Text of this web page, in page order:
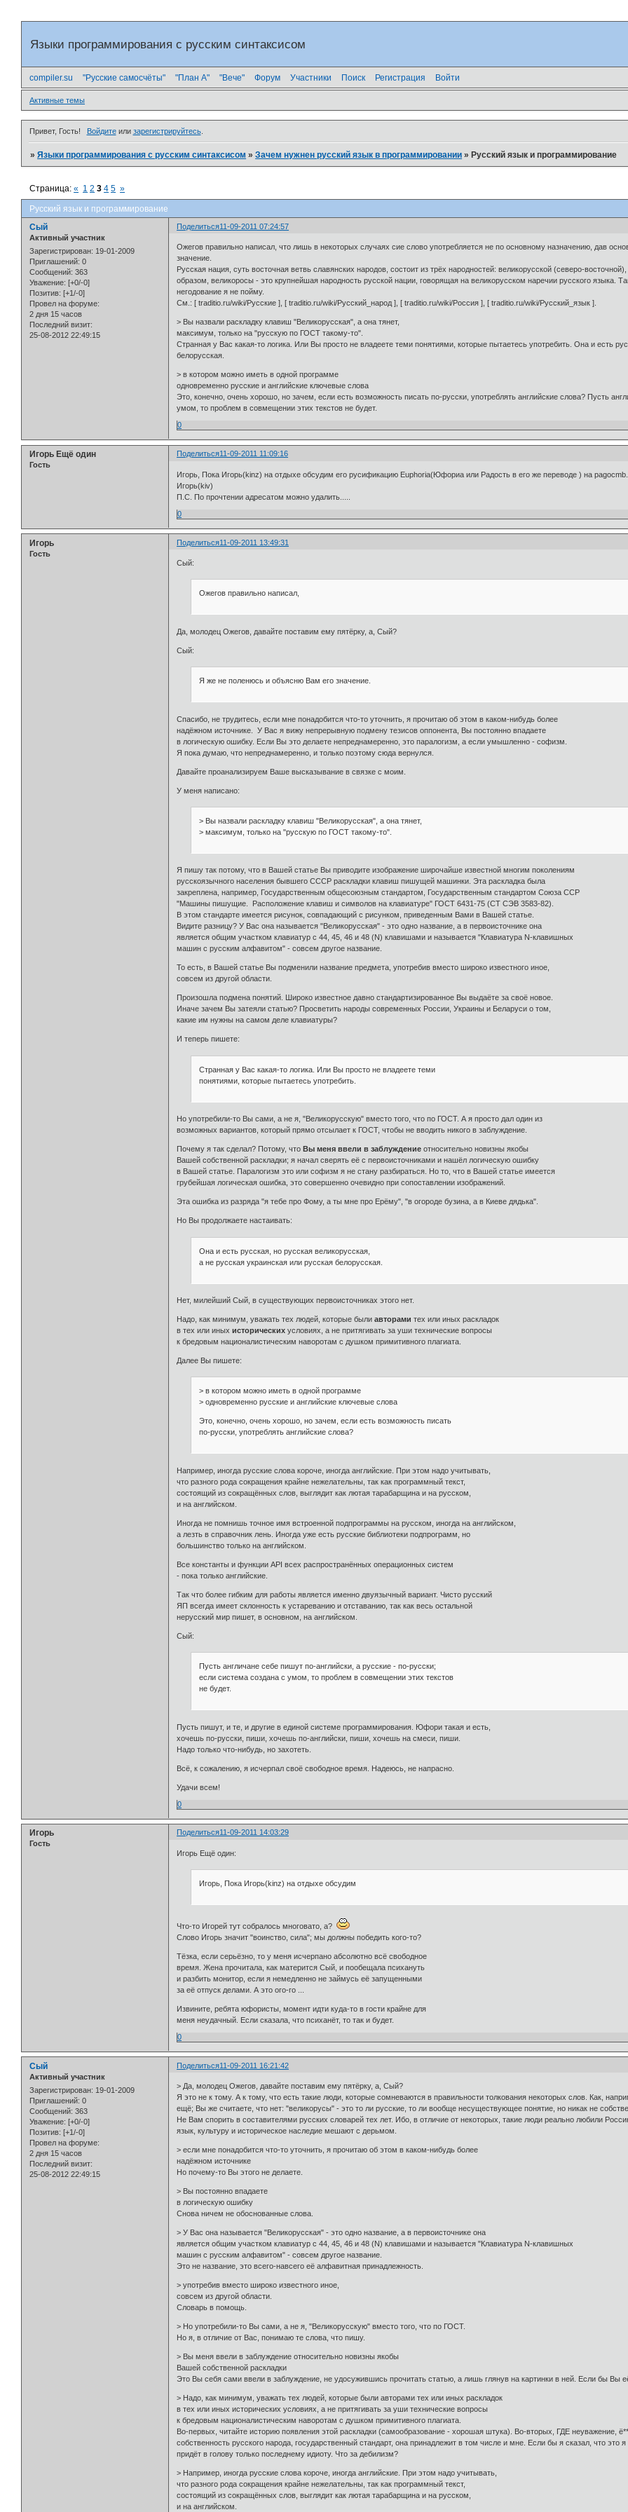
Языки программирования с русским синтаксисом
compiler.su "Русские самосчёты" "План А" "Вече" Форум Участники Поиск Регистрация Войти
Активные темы
Привет, Гость! Войдитеили зарегистрируйтесь.
»Языки программирования с русским синтаксисом »Зачем нужнен русский язык в программировании »Русский язык и программирование
Русский язык и программирование
Страница:« 1 2 3 4 5 »
Поделиться11-09-2011 07:24:57
Сый
Активный участник
Зарегистрирован: 19-01-2009
Приглашений: 0
Сообщений: 363
Уважение: [+0/-0]
Позитив: [+1/-0]
Провел на форуме:
2 дня 15 часов
Последний визит:
25-08-2012 22:49:15
Ожегов правильно написал, что лишь в некоторых случаях сие слово употребляется не по основному назначению, дав
значение.
Русская нация, суть восточная ветвь славянских народов, состоит из трёх народностей: великорусской (северо-
образом, великоросы - это крупнейшая народность русской нации, говорящая на великорусском наречии русского языка.
негодование я не пойму.
См.: [ traditio.ru/wiki/Русские ], [ traditio.ru/wiki/Русский_народ ], [ traditio.ru/wiki/Россия ], [ traditio.ru/wiki/Русский_язык ].
> Вы назвали раскладку клавиш "Великорусская", а она тянет,
максимум, только на "русскую по ГОСТ такому-то".
Странная у Вас какая-то логика. Или Вы просто не владеете теми понятиями, которые пытаетесь употребить. Она и есть
белорусская.
> в котором можно иметь в одной программе
одновременно русские и английские ключевые слова
Это, конечно, очень хорошо, но зачем, если есть возможность писать по-русски, употреблять английские слова? Пусть
умом, то проблем в совмещении этих текстов не будет.
0
Поделиться11-09-2011 11:09:16
Игорь Ещё один
Гость
Игорь, Пока Игорь(kinz) на отдыхе обсудим его русификацию Euphoria(Юфориа или Радость в его же переводе ) на
Игорь(kiv)
П.С. По прочтении адресатом можно удалить.....
0
Поделиться11-09-2011 13:49:31
Игорь
Гость
Сый:
Ожегов правильно написал,
Да, молодец Ожегов, давайте поставим ему пятёрку, а, Сый?
Сый:
Я же не поленюсь и объясню Вам его значение.
Спасибо, не трудитесь, если мне понадобится что-то уточнить, я прочитаю об этом в каком-нибудь более
надёжном источнике. У Вас я вижу непрерывную подмену тезисов оппонента, Вы постоянно впадаете
в логическую ошибку. Если Вы это делаете непреднамеренно, это паралогизм, а если умышленно - софизм.
Я пока думаю, что непреднамеренно, и только поэтому сюда вернулся.
Давайте проанализируем Ваше высказывание в связке с моим.
У меня написано:
> Вы назвали раскладку клавиш "Великорусская", а она тянет,
> максимум, только на "русскую по ГОСТ такому-то".
Я пишу так потому, что в Вашей статье Вы приводите изображение широчайше известной многим поколениям
русскоязычного населения бывшего СССР раскладки клавиш пишущей машинки. Эта раскладка была
закреплена, например, Государственным общесоюзным стандартом, Государственным стандартом Союза ССР
"Машины пишущие. Расположение клавиш и символов на клавиатуре" ГОСТ 6431-75 (СТ СЭВ 3583-82).
В этом стандарте имеется рисунок, совпадающий с рисунком, приведенным Вами в Вашей статье.
Видите разницу? У Вас она называется "Великорусская" - это одно название, а в первоисточнике она
является общим участком клавиатур с 44, 45, 46 и 48 (N) клавишами и называется "Клавиатура N-клавишных
машин с русским алфавитом" - совсем другое название.
То есть, в Вашей статье Вы подменили название предмета, употребив вместо широко известного иное,
совсем из другой области.
Произошла подмена понятий. Широко известное давно стандартизированное Вы выдаёте за своё новое.
Иначе зачем Вы затеяли статью? Просветить народы современных России, Украины и Беларуси о том,
какие им нужны на самом деле клавиатуры?
И теперь пишете:
Странная у Вас какая-то логика. Или Вы просто не владеете теми
понятиями, которые пытаетесь употребить.
Но употребили-то Вы сами, а не я, "Великорусскую" вместо того, что по ГОСТ. А я просто дал один из
возможных вариантов, который прямо отсылает к ГОСТ, чтобы не вводить никого в заблуждение.
Почему я так сделал? Потому, что Вы меня ввели в заблуждение относительно новизны якобы
Вашей собственной раскладки; я начал сверять её с первоисточниками и нашёл логическую ошибку
в Вашей статье. Паралогизм это или софизм я не стану разбираться. Но то, что в Вашей статье имеется
грубейшая логическая ошибка, это совершенно очевидно при сопоставлении изображений.
Эта ошибка из разряда "я тебе про Фому, а ты мне про Ерёму", "в огороде бузина, а в Киеве дядька".
Но Вы продолжаете настаивать:
Она и есть русская, но русская великорусская,
а не русская украинская или русская белорусская.
Нет, милейший Сый, в существующих первоисточниках этого нет.
Надо, как минимум, уважать тех людей, которые были авторами тех или иных раскладок
в тех или иныхисторических условиях, а не притягивать за уши технические вопросы
к бредовым националистическим наворотам с душком примитивного плагиата.
Далее Вы пишете:
> в котором можно иметь в одной программе
> одновременно русские и английские ключевые слова
Это, конечно, очень хорошо, но зачем, если есть возможность писать
по-русски, употреблять английские слова?
Например, иногда русские слова короче, иногда английские. При этом надо учитывать,
что разного рода сокращения крайне нежелательны, так как программный текст,
состоящий из сокращённых слов, выглядит как лютая тарабарщина и на русском,
и на английском.
Иногда не помнишь точное имя встроенной подпрограммы на русском, иногда на английском,
а лезть в справочник лень. Иногда уже есть русские библиотеки подпрограмм, но
большинство только на английском.
Все константы и функции API всех распространённых операционных систем
- пока только английские.
Так что более гибким для работы является именно двуязычный вариант. Чисто русский
ЯП всегда имеет склонность к устареванию и отставанию, так как весь остальной
нерусский мир пишет, в основном, на английском.
Сый:
Пусть англичане себе пишут по-английски, а русские - по-русски;
если система создана с умом, то проблем в совмещении этих текстов
не будет.
Пусть пишут, и те, и другие в единой системе программирования. Юфори такая и есть,
хочешь по-русски, пиши, хочешь по-английски, пиши, хочешь на смеси, пиши.
Надо только что-нибудь, но захотеть.
Всё, к сожалению, я исчерпал своё свободное время. Надеюсь, не напрасно.
Удачи всем!
0
Поделиться11-09-2011 14:03:29
Игорь
Гость
Игорь Ещё один:
Игорь, Пока Игорь(kinz) на отдыхе обсудим
Что-то Игорей тут собралось многовато, а?
Слово Игорь значит "воинство, сила"; мы должны победить кого-то?
Тёзка, если серьёзно, то у меня исчерпано абсолютно всё свободное
время. Жена прочитала, как матерится Сый, и пообещала психануть
и разбить монитор, если я немедленно не займусь её запущенными
за её отпуск делами. А это ого-го ...
Извините, ребята юфористы, момент идти куда-то в гости крайне для
меня неудачный. Если сказала, что психанёт, то так и будет.
0
Поделиться11-09-2011 16:21:42
Сый
Активный участник
Зарегистрирован: 19-01-2009
Приглашений: 0
Сообщений: 363
Уважение: [+0/-0]
Позитив: [+1/-0]
Провел на форуме:
2 дня 15 часов
Последний визит:
25-08-2012 22:49:15
> Да, молодец Ожегов, давайте поставим ему пятёрку, а, Сый?
Я это не к тому. А к тому, что есть такие люди, которые сомневаются в правильности толкования некоторых слов. Как,
ещё; Вы же считаете, что нет: "великорусы" - это то ли русские, то ли вообще несуществующее понятие, но никак не
Не Вам спорить в составителями русских словарей тех лет. Ибо, в отличие от некоторых, такие люди реально любили
язык, культуру и историческое наследие мешают с дерьмом.
> если мне понадобится что-то уточнить, я прочитаю об этом в каком-нибудь более
надёжном источнике
Но почему-то Вы этого не делаете.
> Вы постоянно впадаете
в логическую ошибку
Снова ничем не обоснованные слова.
> У Вас она называется "Великорусская" - это одно название, а в первоисточнике она
является общим участком клавиатур с 44, 45, 46 и 48 (N) клавишами и называется "Клавиатура N-клавишных
машин с русским алфавитом" - совсем другое название.
Это не название, это всего-навсего её алфавитная принадлежность.
> употребив вместо широко известного иное,
совсем из другой области.
Словарь в помощь.
> Но употребили-то Вы сами, а не я, "Великорусскую" вместо того, что по ГОСТ.
Но я, в отличие от Вас, понимаю те слова, что пишу.
> Вы меня ввели в заблуждение относительно новизны якобы
Вашей собственной раскладки
Это Вы себя сами ввели в заблуждение, не удосужившись прочитать статью, а лишь глянув на картинки в ней. Если бы Вы
> Надо, как минимум, уважать тех людей, которые были авторами тех или иных раскладок
в тех или иных исторических условиях, а не притягивать за уши технические вопросы
к бредовым националистическим наворотам с душком примитивного плагиата.
Во-первых, читайте историю появления этой раскладки (самообразование - хорошая штука). Во-вторых, ГДЕ неуважение,
собственность русского народа, государственный стандарт, она принадлежит в том числе и мне. Если бы я сказал, что это
придёт в голову только последнему идиоту. Что за дебилизм?
> Например, иногда русские слова короче, иногда английские. При этом надо учитывать,
что разного рода сокращения крайне нежелательны, так как программный текст,
состоящий из сокращённых слов, выглядит как лютая тарабарщина и на русском,
и на английском.